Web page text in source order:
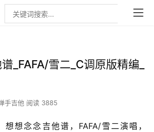
_FAFA/雪二_C调原版精编_
手吉他 阅读 3885
想想念念吉他谱，FAFA/雪二演唱，